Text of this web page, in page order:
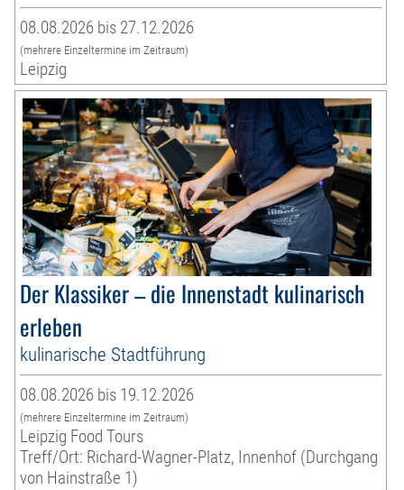
08.08.2026 bis 27.12.2026
(mehrere Einzeltermine im Zeitraum)
Leipzig
Der Klassiker – die Innenstadt kulinarisch
erleben
kulinarische Stadtführung
08.08.2026 bis 19.12.2026
(mehrere Einzeltermine im Zeitraum)
Leipzig Food Tours
Treff/Ort: Richard-Wagner-Platz, Innenhof (Durchgang
von Hainstraße 1)